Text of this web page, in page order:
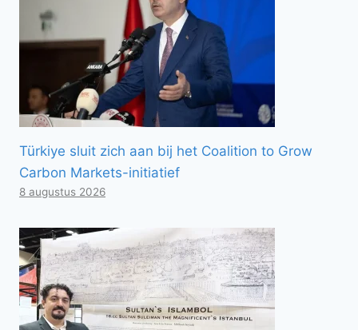
Türkiye sluit zich aan bij het Coalition to Grow
Carbon Markets-initiatief
8 augustus 2026